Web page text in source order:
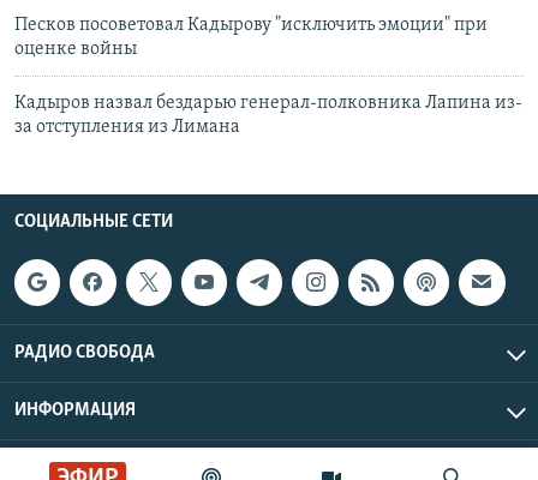
Песков посоветовал Кадырову "исключить эмоции" при
оценке войны
Кадыров назвал бездарью генерал-полковника Лапина из-
за отступления из Лимана
СОЦИАЛЬНЫЕ СЕТИ
РАДИО СВОБОДА
ИНФОРМАЦИЯ
Радио Свобода © 2026 RFE/RL, Inc. | Все права защищены.